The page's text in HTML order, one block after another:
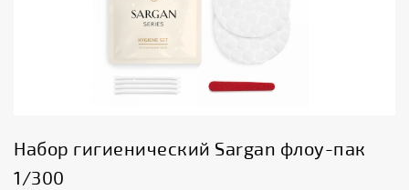
Набор гигиенический Sargan флоу-пак
1/300